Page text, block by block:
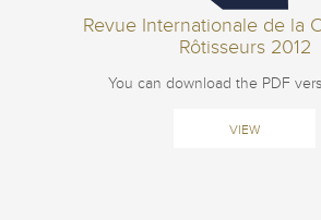
Revue Internationale de la
Rôtisseurs 2012
You can download the PDF
VIEW